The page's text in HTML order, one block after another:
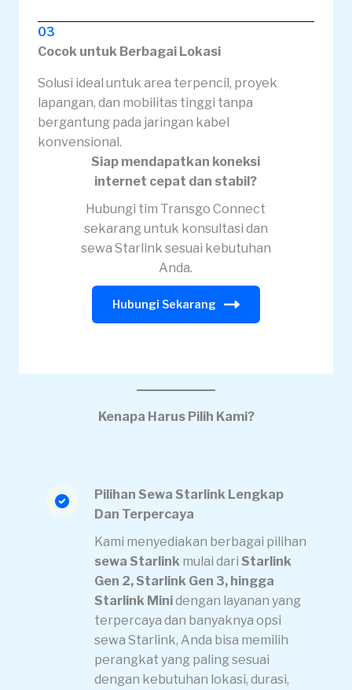
03
Cocok untuk Berbagai Lokasi
Solusi ideal untuk area terpencil, proyek
lapangan, dan mobilitas tinggi tanpa
bergantung pada jaringan kabel
konvensional.
Siap mendapatkan koneksi
internet cepat dan stabil?
Hubungi tim Transgo Connect
sekarang untuk konsultasi dan
sewa Starlink sesuai kebutuhan
Anda.
Hubungi Sekarang
Kenapa Harus Pilih Kami?
Pilihan Sewa Starlink Lengkap
Dan Terpercaya
Kami menyediakan berbagai pilihan
sewa Starlink mulai dari Starlink
Gen 2, Starlink Gen 3, hingga
Starlink Minidengan layanan yang
terpercaya dan banyaknya opsi
sewa Starlink, Anda bisa memilih
perangkat yang paling sesuai
dengan kebutuhan lokasi, durasi,